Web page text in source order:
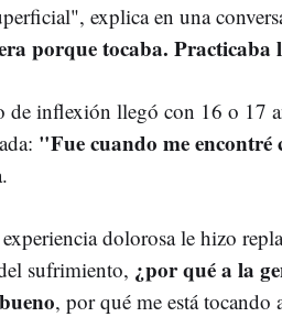
explica en una
porque tocaba. Practicaba
de inflexión llegó con 16 o 17
"Fue cuando me
dolorosa le hizo
sufrimiento, ¿por qué a la
, por qué me está tocando